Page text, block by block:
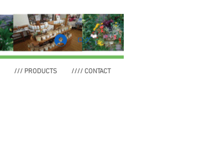
ログイン
/// PRODUCTS //// CONTACT